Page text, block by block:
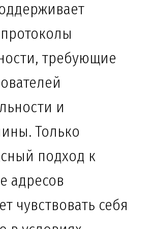
требующие
и
Только
подход к
адресов
чувствовать себя